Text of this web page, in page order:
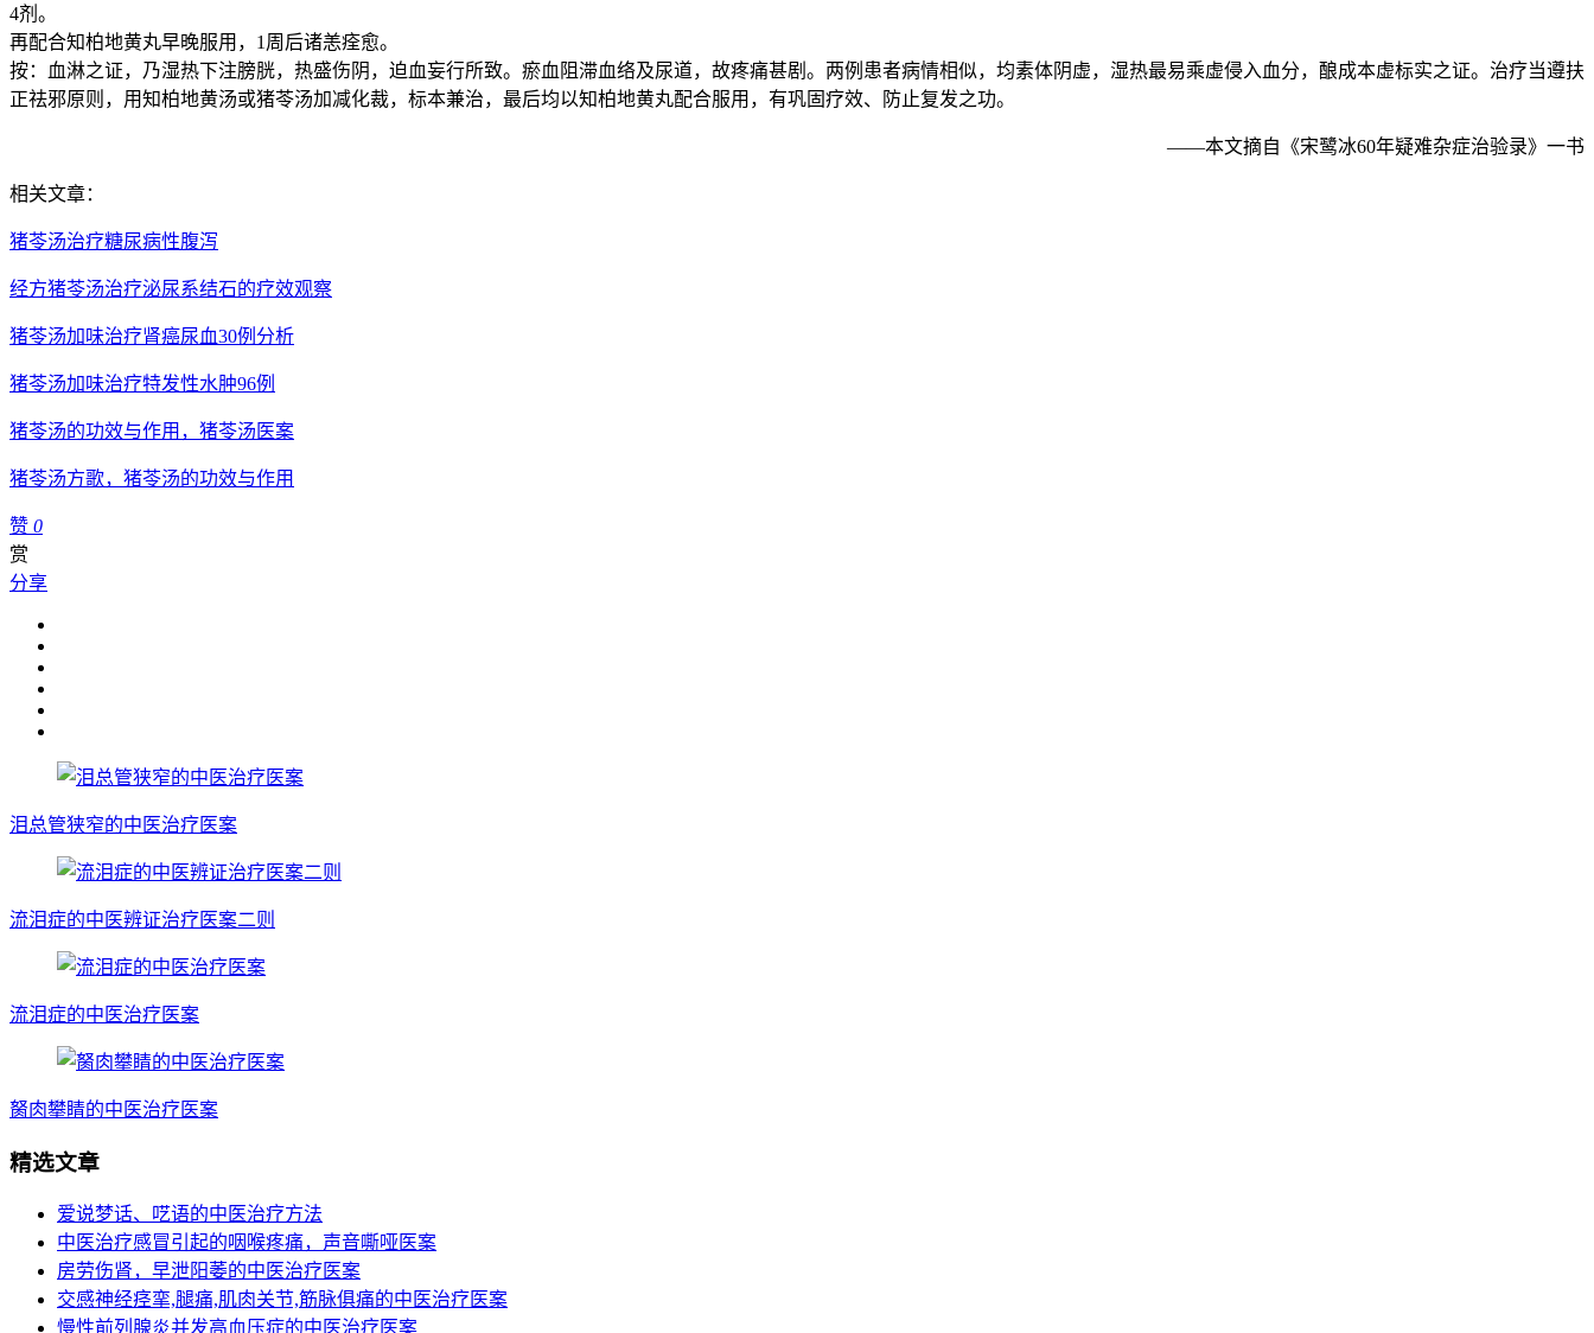
4剂。
再配合知柏地黄丸早晚服用，1周后诸恙痊愈。
按：血淋之证，乃湿热下注膀胱，热盛伤阴，迫血妄行所致。瘀血阻滞血络及尿道，故疼痛甚剧。两例患者病情相似，均素体阴虚，湿热最易乘虚侵入血分，酿成本虚标实之证。治疗当遵扶
正祛邪原则，用知柏地黄汤或猪苓汤加减化裁，标本兼治，最后均以知柏地黄丸配合服用，有巩固疗效、防止复发之功。
——本文摘自《宋鹭冰60年疑难杂症治验录》一书
相关文章：
猪苓汤治疗糖尿病性腹泻
经方猪苓汤治疗泌尿系结石的疗效观察
猪苓汤加味治疗肾癌尿血30例分析
猪苓汤加味治疗特发性水肿96例
猪苓汤的功效与作用，猪苓汤医案
猪苓汤方歌，猪苓汤的功效与作用
赞 0
赏
分享
泪总管狭窄的中医治疗医案
流泪症的中医辨证治疗医案二则
流泪症的中医治疗医案
胬肉攀睛的中医治疗医案
精选文章
爱说梦话、呓语的中医治疗方法
中医治疗感冒引起的咽喉疼痛，声音嘶哑医案
房劳伤肾，早泄阳萎的中医治疗医案
交感神经痉挛,腿痛,肌肉关节,筋脉俱痛的中医治疗医案
慢性前列腺炎并发高血压症的中医治疗医案